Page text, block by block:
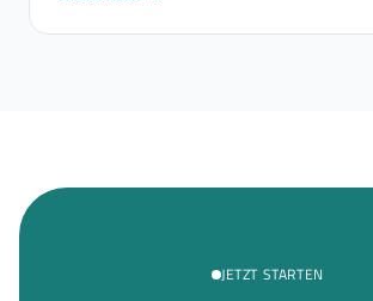
JETZT STARTEN